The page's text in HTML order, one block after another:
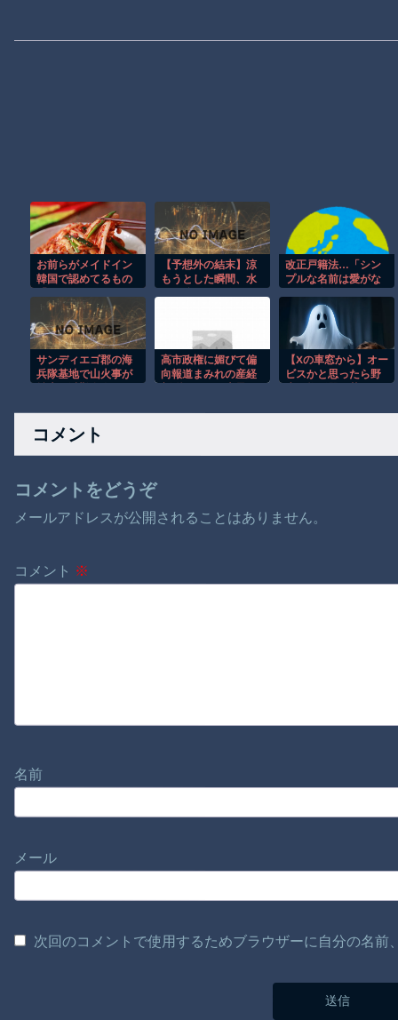
お前らがメイドイン
韓国で認めてるもの
は？
【予想外の結末】涼
もうとした瞬間、水
改正戸籍法…「シン
プルな名前は愛がな
私のキラキラネー
ム。26歳女性が告白
する「イタい人」判
定され続けた名前と
は [8/5]
サンディエゴ郡の海
兵隊基地で山火事が
高市政権に媚びて偏
向報道まみれの産経
退を発表
【Xの車窓から】オー
ビスかと思ったら野
コメント
コメントをどうぞ
メールアドレスが公開されることはありません。
コメント ※
名前
メール
次回のコメントで使用するためブラウザーに自分の名